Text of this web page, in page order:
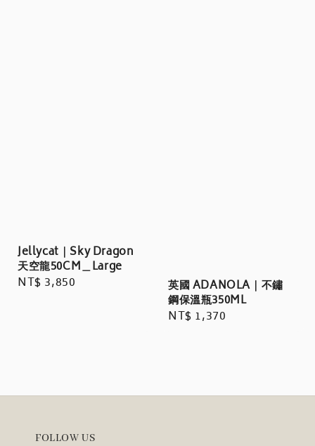
Jellycat｜Sky Dragon
天空龍50CM＿Large
Regular
NT$ 3,850 英國 ADANOLA｜不鏽
鋼保溫瓶350ML
Regular
NT$ 1,370
FOLLOW US